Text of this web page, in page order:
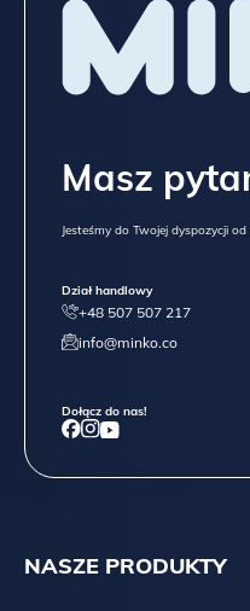
NASZE PRODUKTY
Masz
Jesteśmy do Twojej dyspozycji
Dział handlowy
+48 507 507 217
info@minko.co
Dołącz do nas!